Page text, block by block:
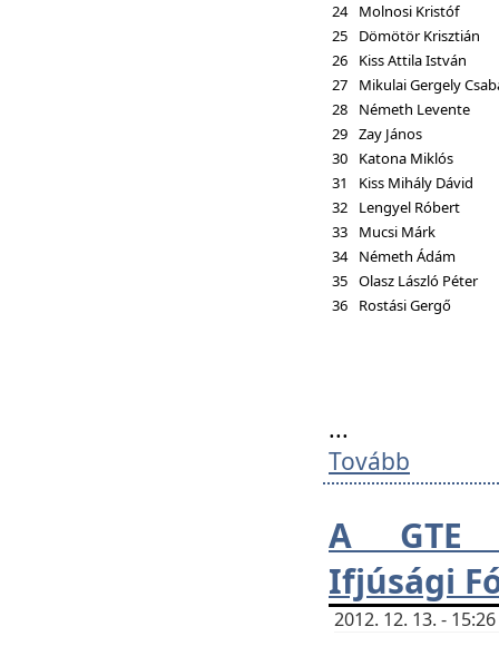
24
Molnosi Kristóf
25
Dömötör Krisztián
26
Kiss Attila István
27
Mikulai Gergely
28
Németh Levente
29 Zay János
30
Katona Miklós
31
Kiss Mihály Dávid
32
Lengyel Róbert
33
Mucsi Márk
34
Németh Ádám
35 Olasz László Péter
36
Rostási Gergő
...
Tovább
A GTE
Ifjúsági
2012. 12. 13. -